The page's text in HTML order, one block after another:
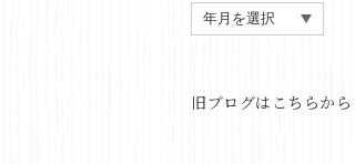
旧ブログはこちらから